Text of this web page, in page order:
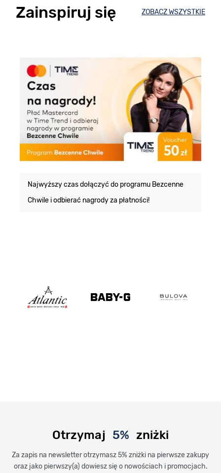
Zainspiruj się ZOBACZ WSZYSTKIE
Najwyższy czas dołączyć do programu Bezcenne
Chwile i odbierać nagrody za płatności!
Otrzymaj 5% zniżki
Za zapis na newsletter otrzymasz 5% zniżki na pierwsze zakupy
oraz jako pierwszy(a) dowiesz się o nowościach i promocjach.